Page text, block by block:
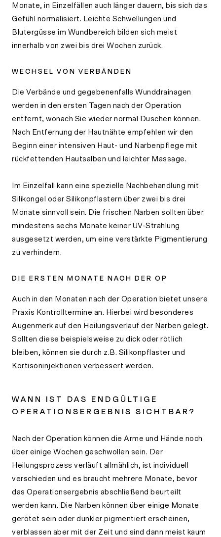
Monate, in Einzelfällen auch länger dauern, bis sich das
Gefühl normalisiert. Leichte Schwellungen und
Blutergüsse im Wundbereich bilden sich meist
innerhalb von zwei bis drei Wochen zurück.
WECHSEL VON VERBÄNDEN
Die Verbände und gegebenenfalls Wunddrainagen
werden in den ersten Tagen nach der Operation
entfernt, wonach Sie wieder normal Duschen können.
Nach Entfernung der Hautnähte empfehlen wir den
Beginn einer intensiven Haut- und Narbenpflege mit
rückfettenden Hautsalben und leichter Massage.
Im Einzelfall kann eine spezielle Nachbehandlung mit
Silikongel oder Silikonpflastern über zwei bis drei
Monate sinnvoll sein. Die frischen Narben sollten über
mindestens sechs Monate keiner UV-Strahlung
ausgesetzt werden, um eine verstärkte Pigmentierung
zu verhindern.
DIE ERSTEN MONATE NACH DER OP
Auch in den Monaten nach der Operation bietet unsere
Praxis Kontrolltermine an. Hierbei wird besonderes
Augenmerk auf den Heilungsverlauf der Narben gelegt.
Sollten diese beispielsweise zu dick oder rötlich
bleiben, können sie durch z.B. Silikonpflaster und
Kortisoninjektionen verbessert werden.
WANN IST DAS ENDGÜLTIGE
OPERATIONSERGEBNIS SICHTBAR?
Nach der Operation können die Arme und Hände noch
über einige Wochen geschwollen sein. Der
Heilungsprozess verläuft allmählich, ist individuell
verschieden und es braucht mehrere Monate, bevor
das Operationsergebnis abschließend beurteilt
werden kann. Die Narben können über einige Monate
gerötet sein oder dunkler pigmentiert erscheinen,
verblassen aber mit der Zeit und sind dann meist kaum